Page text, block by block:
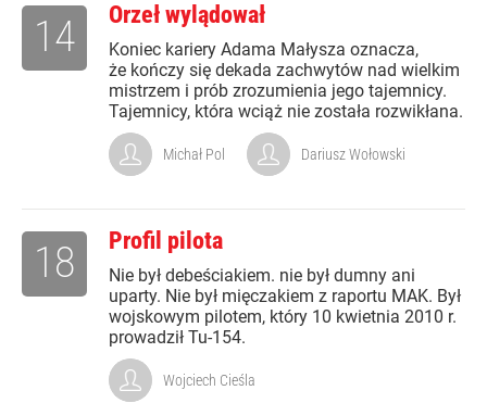
Orzeł wylądował
Koniec kariery Adama Małysza oznacza,
że kończy się dekada zachwytów nad wielkim
mistrzem i prób zrozumienia jego tajemnicy.
Tajemnicy, która wciąż nie została rozwikłana.
14
Michał Pol Dariusz Wołowski
Profil pilota
Nie był debeściakiem. nie był dumny ani
uparty. Nie był mięczakiem z raportu MAK. Był
wojskowym pilotem, który 10 kwietnia 2010 r.
prowadził Tu-154.
18
Wojciech Cieśla